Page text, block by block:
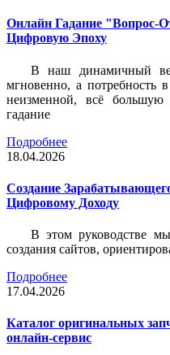
Онлайн Гадание "Вопрос-
Цифровую Эпоху
В наш динамичный
мгновенно, а потребность
неизменной, всё большую
гадание
Подробнее
18.04.2026
Создание
Цифровому Доходу
В этом руководстве
создания сайтов,
Подробнее
17.04.2026
Каталог оригинальных
онлайн-сервис